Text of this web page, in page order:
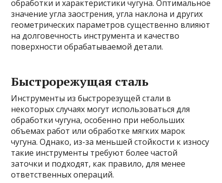
обработки и характеристики чугуна. Оптимальное
значение угла заострения, угла наклона и других
геометрических параметров существенно влияют
на долговечность инструмента и качество
поверхности обрабатываемой детали.
Быстрорежущая сталь
Инструменты из быстрорезущей стали в
некоторых случаях могут использоваться для
обработки чугуна, особенно при небольших
объемах работ или обработке мягких марок
чугуна. Однако, из-за меньшей стойкости к износу
такие инструменты требуют более частой
заточки и подходят, как правило, для менее
ответственных операций.